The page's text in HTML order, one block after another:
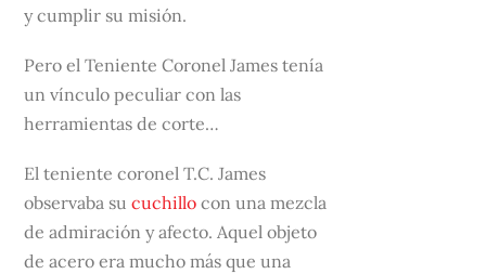
y cumplir su misión.
Pero el Teniente Coronel James tenía
un vínculo peculiar con las
herramientas de corte…
El teniente coronel T.C. James
observaba sucuchillo con una mezcla
de admiración y afecto. Aquel objeto
de acero era mucho más que una